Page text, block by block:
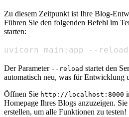
Zu diesem Zeitpunkt ist Ihre Blog-
Führen Sie den folgenden Befehl im
starten:
uvicorn main:app --reload
Der Parameter --reload startet den
automatisch neu, was für Entwicklung
Öffnen Sie http://localhost:8000
Homepage Ihres Blogs anzuzeigen.
erstellen, um alle Funktionen zu testen!